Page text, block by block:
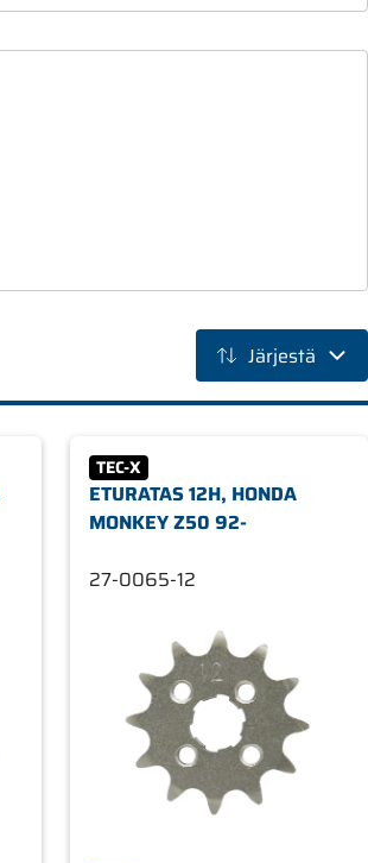
Järjestä
TEC-X
ETURATAS 12H, HONDA
MONKEY Z50 92-
27-0065-12